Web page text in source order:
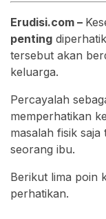
Erudisi.com –
penting
tersebut akan
keluarga.
Percayalah
memperhatikan
masalah fisik
seorang ibu.
Berikut lima poin
perhatikan.